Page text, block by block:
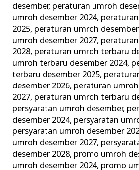
desember, peraturan umroh
umroh desember 2024,
2025, peraturan umroh
umroh desember 2027,
2028, peraturan umroh terbaru
umroh terbaru desember 2024,
terbaru desember 2025,
desember 2026, peraturan
2027, peraturan umroh terbaru
persyaratan umroh desember,
desember 2024, persyaratan
persyaratan umroh desember
umroh desember 2027,
desember 2028, promo umroh
umroh desember 2024, promo